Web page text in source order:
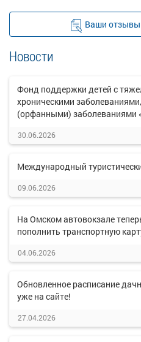
Ваши
Новости
Фонд поддержки детей с
хроническими
(орфанными) заболеваниями
30.06.2026
Международный
09.06.2026
На Омском автовокзале
пополнить транспортную
04.06.2026
Обновленное расписание
уже на сайте!
27.04.2026